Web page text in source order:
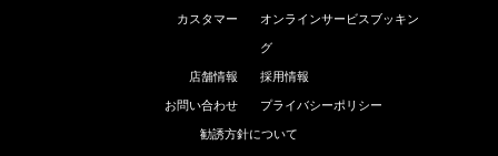
カスタマー
オンラインサービスブッキン
グ
店舗情報
採用情報
お問い合わせ
プライバシーポリシー
勧誘方針について